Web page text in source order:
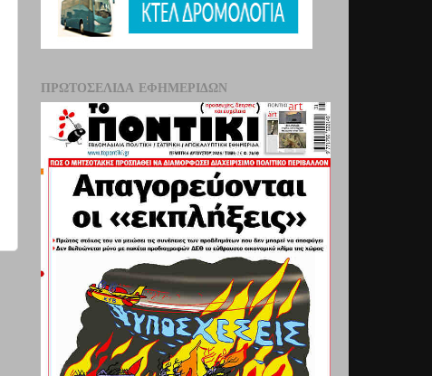
ΠΡΩΤΟΣΈΛΙΔΑ ΕΦΗΜΕΡΊΔΩΝ